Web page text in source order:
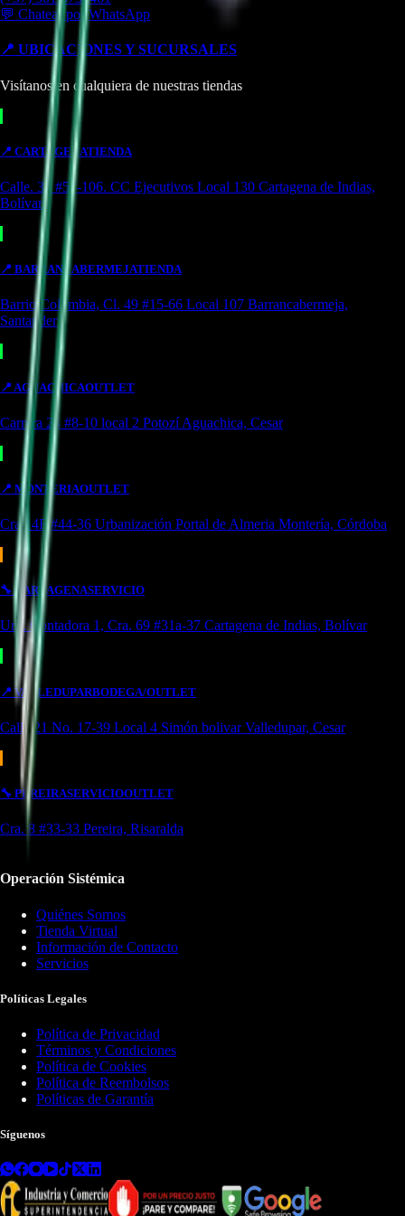
💬 Chatear por WhatsApp
📍 UBICACIONES Y SUCURSALES
Visítanos en cualquiera de nuestras tiendas
📍 CARTAGENATIENDA
Calle. 31 #57-106. CC Ejecutivos Local 130 Cartagena de Indias,
Bolívar
📍 BARRANCABERMEJATIENDA
Barrio Colombia, Cl. 49 #15-66 Local 107 Barrancabermeja,
Santander
📍 AGUACHICAOUTLET
Carrera 24 #8-10 local 2 Potozí Aguachica, Cesar
📍 MONTERIAOUTLET
Cra 14F #44-36 Urbanización Portal de Almeria Montería, Córdoba
🔧 CARTAGENASERVICIO
Urb. Contadora 1, Cra. 69 #31a-37 Cartagena de Indias, Bolívar
📍 VALLEDUPARBODEGA/OUTLET
Calle 21 No. 17-39 Local 4 Simón bolivar Valledupar, Cesar
🔧 PEREIRASERVICIOOUTLET
Cra. 8 #33-33 Pereira, Risaralda
Operación Sistémica
Quiénes Somos
Tienda Virtual
Información de Contacto
Servicios
Políticas Legales
Política de Privacidad
Términos y Condiciones
Política de Cookies
Política de Reembolsos
Políticas de Garantía
Síguenos